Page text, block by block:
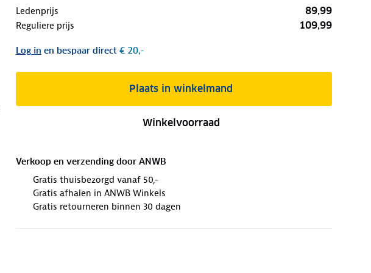
Ledenprijs 89,99
Reguliere prijs 109,99
Log in en bespaar direct€ 20,-
Plaats in winkelmand
Winkelvoorraad
Verkoop en verzending door ANWB
Gratis thuisbezorgd vanaf 50,-
Gratis afhalen in ANWB Winkels
Gratis retourneren binnen 30 dagen